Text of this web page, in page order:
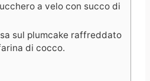
a velo con succo di
sul plumcake raffreddato
di cocco.